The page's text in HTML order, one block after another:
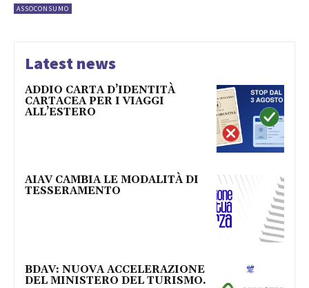
ASSOCONSUMO
Latest news
ADDIO CARTA D’IDENTITÀ
CARTACEA PER I VIAGGI
ALL’ESTERO
AIAV CAMBIA LE MODALITÀ DI
TESSERAMENTO
BDAV: NUOVA ACCELERAZIONE
DEL MINISTERO DEL TURISMO.